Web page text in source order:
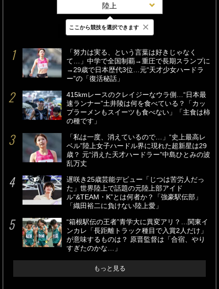
陸上
最新 24時間 週間
「努力は実る、という言葉は好きじゃなく
て…」中学で全国制覇→重圧で長期スランプに
→29歳で日本歴代3位…元“天才少女ハードラ
ー”の「復活秘話」
415kmレースのクレイジーなウラ側…“日本最
速ランナー”土井陵は何を食べている？「カッ
プラーメンもスイーツも食べない」「主食は柿
の種です」
「私は一度、消えているので…」“史上最高レ
ベル”陸上女子ハードル界に現れた超新星は29
歳？ 元“消えた天才ハードラー”中島ひとみの波
乱万丈
遅咲き25歳芸能デビュー「じつは苦労人だっ
た」世界陸上で話題の元陸上部アイド
ル“&TEAM・K”とは何者か？「強豪駅伝部」
「織田裕二に負けない陸上愛」
“箱根駅伝の王者”青学大に異変アリ？…関東イ
ンカレ「長距離トラック種目で入賞2人だけ」
が意味するものは？ 原晋監督は「合宿、やり
すぎたのかな…」
もっと見る
ここから競技を選択できます ×